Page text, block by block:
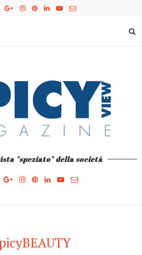
"speziato" della società